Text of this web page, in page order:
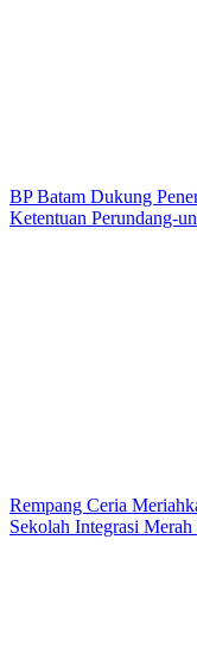
BP Batam Dukung
Ketentuan Perundang-
Rempang Ceria
Sekolah Integrasi Merah